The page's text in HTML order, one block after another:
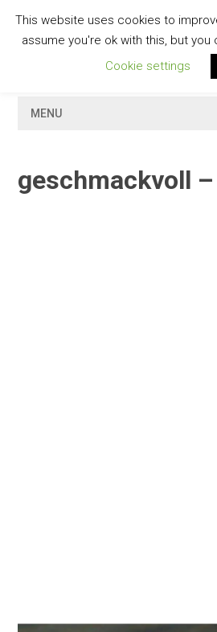
content
MENU
geschmackvoll
This website uses cookies to
assume you're ok with this, but you
Cookie settings